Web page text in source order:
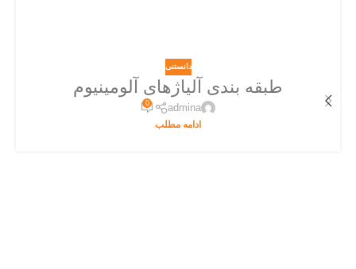
دانستنی
طبقه بندی آلیاژهای آلومینیوم
admina
0
ادامه مطلب